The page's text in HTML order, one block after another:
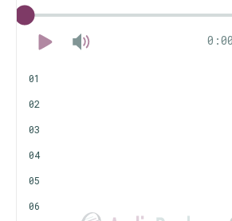
0:00
01
02
03
04
05
06